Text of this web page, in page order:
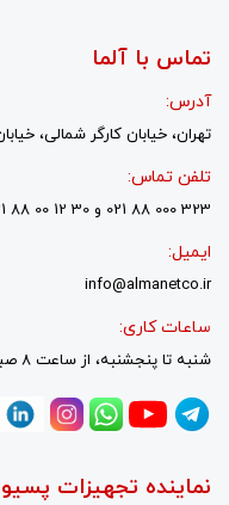
تماس با آلما
آدرس:
تهران، خیابان کارگر شمالی، خیابان
تلفن تماس:
323 000 88 021 و 30 12 00 88 021
ایمیل:
info@almanetco.ir
ساعات کاری:
شنبه تا پنجشنبه، از ساعت 8 صبح تا 17 عصر
نماینده تجهیزات پسیو